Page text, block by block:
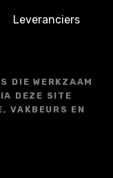
Leveranciers
DIE WERKZAAM
DEZE SITE
VAKBEURS EN